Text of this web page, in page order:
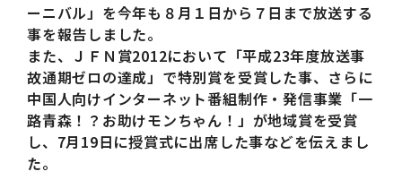
ーニバル」を今年も８月１日から７日まで放送する
事を報告しました。
また、ＪＦＮ賞2012において「平成23年度放送事
故通期ゼロの達成」で特別賞を受賞した事、さらに
中国人向けインターネット番組制作・発信事業「一
路青森！？お助けモンちゃん！」が地域賞を受賞
し、7月19日に授賞式に出席した事などを伝えまし
た。